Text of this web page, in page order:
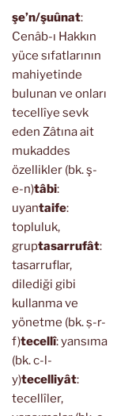
şe’n/şuûnat:
Cenâb-ı Hakkın
yüce sıfatlarının
mahiyetinde
bulunan ve onları
tecellîye sevk
eden Zâtına ait
mukaddes
özellikler (bk. ş-
e-n)tâbi:
uyantaife:
topluluk,
gruptasarrufât:
tasarruflar,
dilediği gibi
kullanma ve
yönetme (bk. ṣ-r-
f)tecellî: yansıma
(bk. c-l-
y)tecelliyât:
tecellîler,